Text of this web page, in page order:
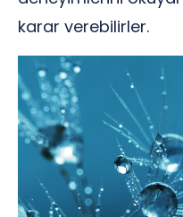
karar verebilirler.